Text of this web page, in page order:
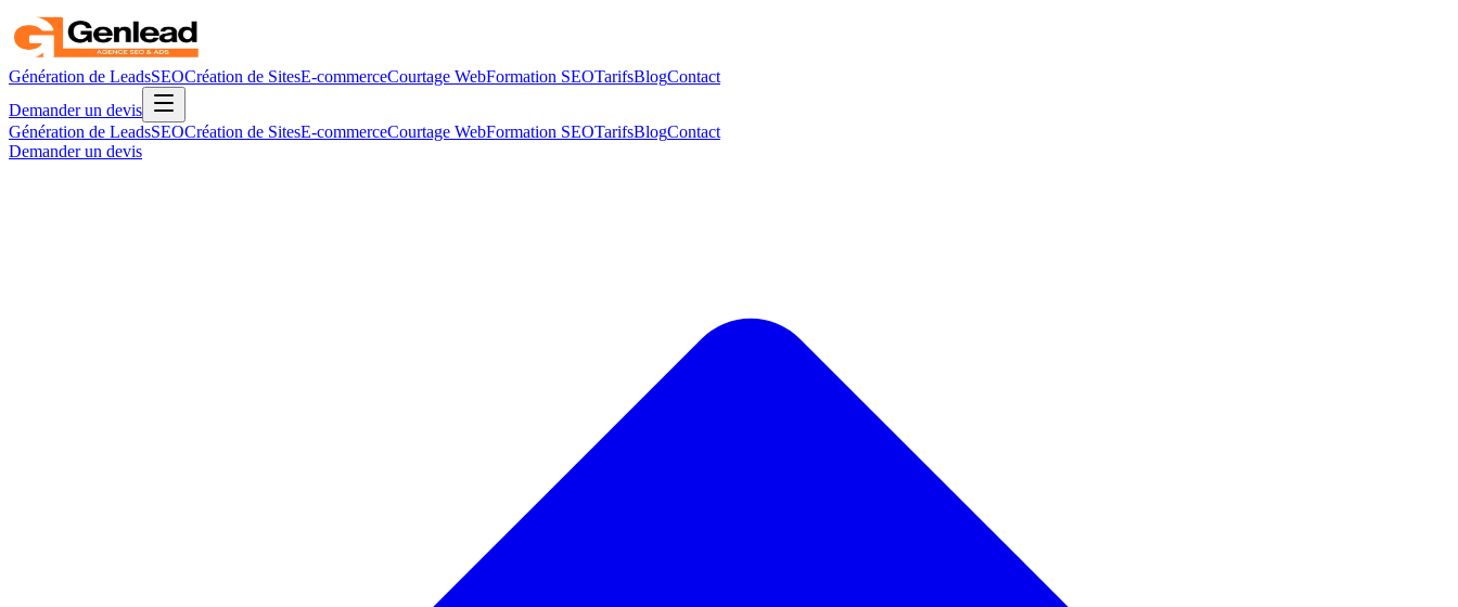
Génération de LeadsSEOCréation de SitesE-commerceCourtage WebFormation SEOTarifsBlogContact
Demander un devis
Génération de LeadsSEOCréation de SitesE-commerceCourtage WebFormation SEOTarifsBlogContact
Demander un devis